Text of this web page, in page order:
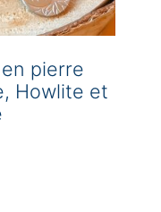
pierre
Howlite et